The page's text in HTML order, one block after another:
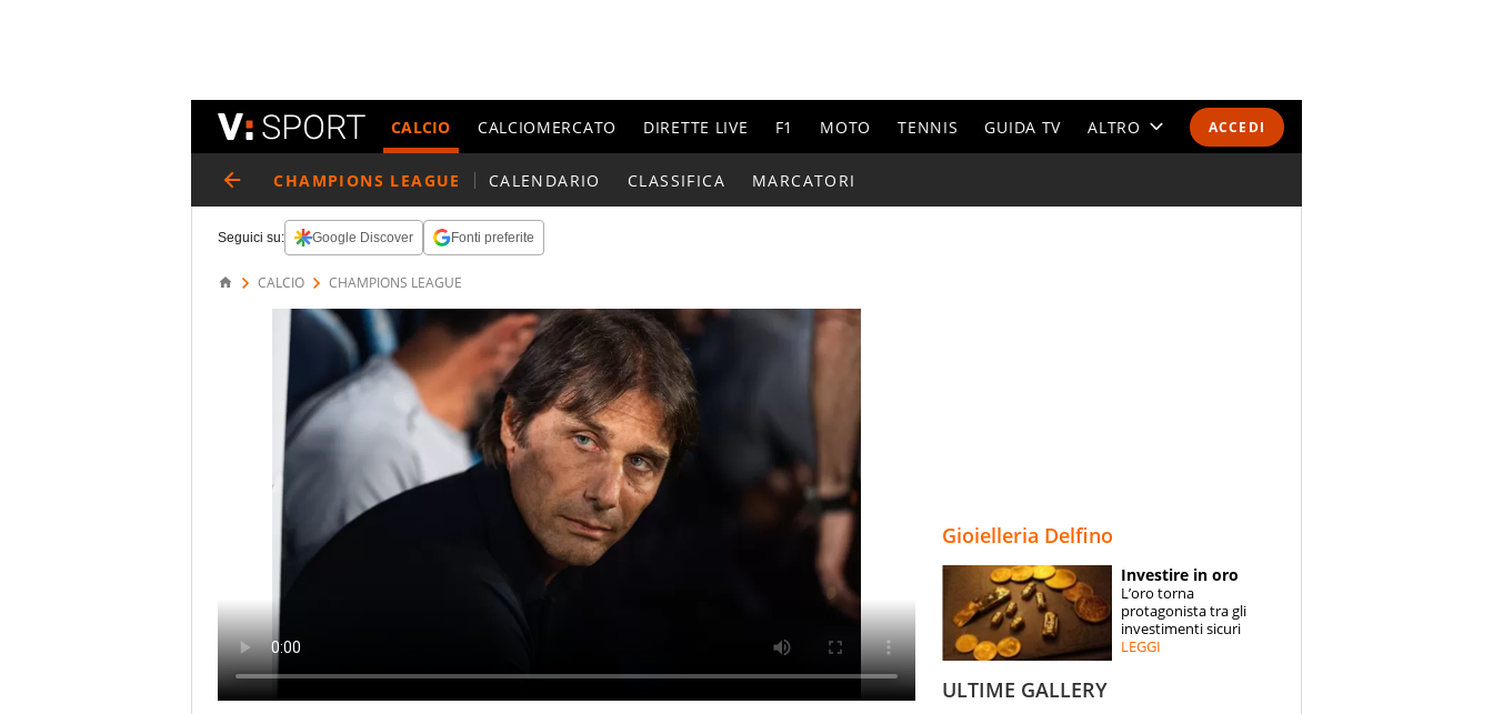
ACCEDI
CALCIO CALCIOMERCATO DIRETTE LIVE F1 MOTO TENNIS GUIDA TV ALTRO
ESPERTI
CONTATTI
CHAMPIONS LEAGUE CALENDARIO CLASSIFICA MARCATORI
Seguici su: Google Discover Fonti preferite
CALCIO CHAMPIONS LEAGUE
Gioielleria Delfino
Investire in oro
L’oro torna
protagonista tra gli
investimenti sicuri
LEGGI
ULTIME GALLERY